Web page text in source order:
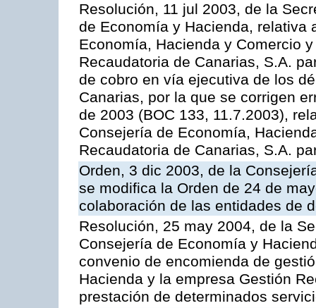
Resolución, 11 jul 2003, de la
de Economía y Hacienda, relativa
Economía, Hacienda y Comercio
Recaudatoria de Canarias, S.A.
de cobro en vía ejecutiva de los
Canarias, por la que se corrigen
de 2003 (BOC 133, 11.7.2003),
Consejería de Economía,
Recaudatoria de Canarias, S.A.
Orden, 3 dic 2003, de la
se modifica la Orden de 24 de
colaboración de las entidades de
Resolución, 25 may 2004, de la
Consejería de Economía y
convenio de encomienda de
Hacienda y la empresa Gestión
prestación de determinados